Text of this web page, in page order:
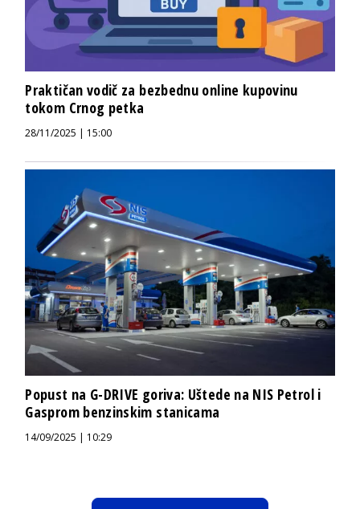
Praktičan vodič za bezbednu online kupovinu
tokom Crnog petka
28/11/2025 | 15:00
Popust na G-DRIVE goriva: Uštede na NIS Petrol i
Gasprom benzinskim stanicama
14/09/2025 | 10:29